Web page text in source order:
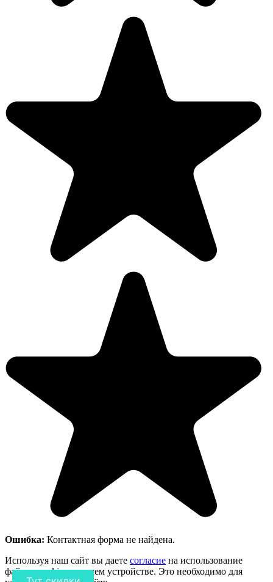
Ошибка: Контактная форма не найдена.
Используя наш сайт вы даете согласие на использование
файлов cookie на вашем устройстве. Это необходимо для